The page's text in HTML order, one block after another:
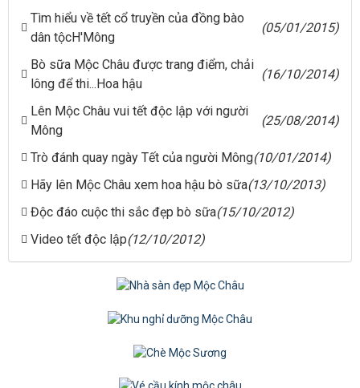
Tìm hiểu về tết cổ truyền của đồng bào
dân tộcH'Mông
(05/01/2015)
Bò sữa Mộc Châu được trang điểm, chải
lông để thi...Hoa hậu
(16/10/2014)
Lên Mộc Châu vui tết độc lập với người
Mông
(25/08/2014)
Trò đánh quay ngày Tết của người Mông(10/01/2014)
Hãy lên Mộc Châu xem hoa hậu bò sữa(13/10/2013)
Độc đáo cuộc thi sắc đẹp bò sữa(15/10/2012)
Video tết độc lập(12/10/2012)